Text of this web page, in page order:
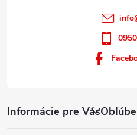
Informácie pre Vás
info